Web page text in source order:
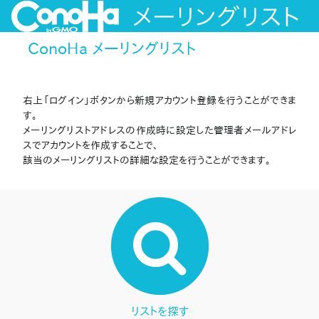
ConoHa メーリングリスト
右上「ログイン」ボタンから新規アカウント登録を行うことができま
す。
メーリングリストアドレスの作成時に設定した管理者メールアドレ
スでアカウントを作成することで、
該当のメーリングリストの詳細な設定を行うことができます。
リストを探す